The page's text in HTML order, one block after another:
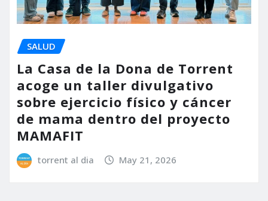
SALUD
La Casa de la Dona de Torrent
acoge un taller divulgativo
sobre ejercicio físico y cáncer
de mama dentro del proyecto
MAMAFIT
torrent al dia May 21, 2026